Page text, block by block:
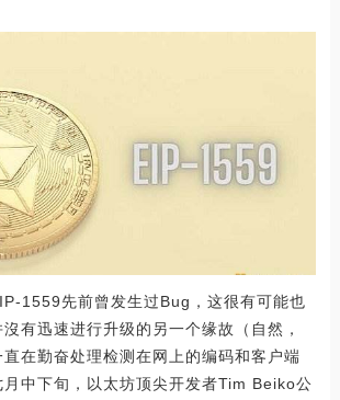
1559先前曾发生过Bug，这很有可能也
有迅速进行升级的另一个缘故（自然，
在勤奋处理检测在网上的编码和客户端
月中下旬，以太坊顶尖开发者Tim Beiko公